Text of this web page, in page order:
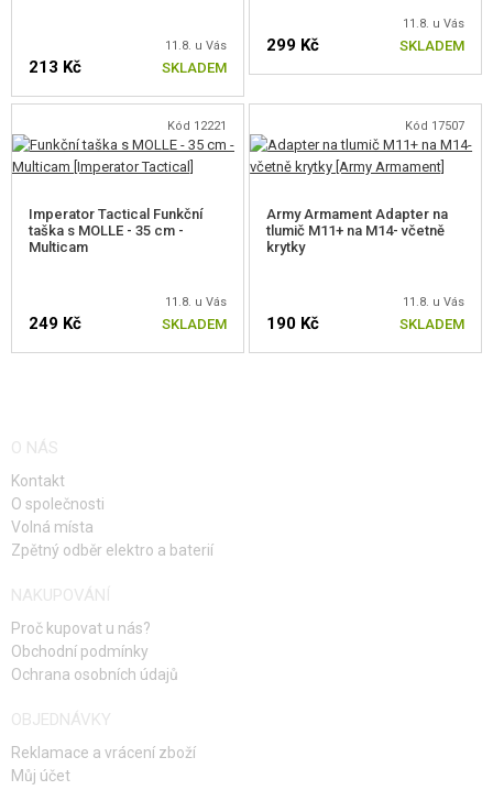
11.8. u Vás
213 Kč SKLADEM
11.8. u Vás
299 Kč SKLADEM
Kód 12221
Imperator Tactical Funkční
taška s MOLLE - 35 cm -
Multicam
11.8. u Vás
249 Kč SKLADEM
Kód 17507
Army Armament Adapter na
tlumič M11+ na M14- včetně
krytky
11.8. u Vás
190 Kč SKLADEM
O NÁS
Kontakt
O společnosti
Volná místa
Zpětný odběr elektro a baterií
NAKUPOVÁNÍ
Proč kupovat u nás?
Obchodní podmínky
Ochrana osobních údajů
OBJEDNÁVKY
Reklamace a vrácení zboží
Můj účet